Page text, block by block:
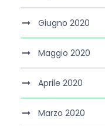
Giugno 2020
Maggio 2020
Aprile 2020
Marzo 2020